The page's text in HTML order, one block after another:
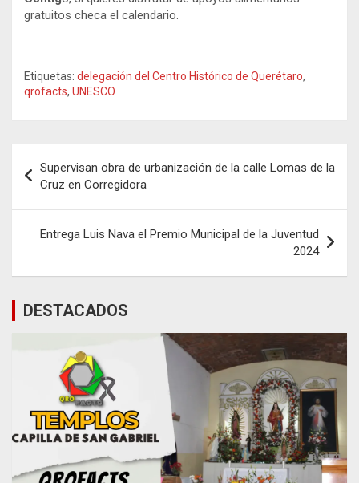
gratuitos checa el calendario.
Etiquetas: delegación del Centro Histórico de Querétaro,
qrofacts, UNESCO
de
entradas
Supervisan obra de urbanización de la calle Lomas de la
Cruz en Corregidora
Entrega Luis Nava el Premio Municipal de la Juventud
2024
DESTACADOS